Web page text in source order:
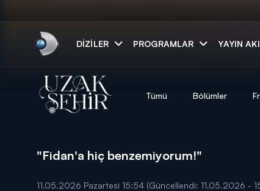
DIZILER PROGRAMLAR YAYIN
Tümü Bölümler
"Fidan'a hiç benzemiyorum!"
11.05.2026 Pazartesi 15:54 (Güncellendi: 11.05.2026 -